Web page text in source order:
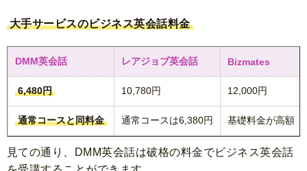
大手サービスのビジネス英会話料金
DMM英会話 レアジョブ英会話 Bizmates
6,480円 10,780円 12,000円
通常コースと同料金 通常コースは6,380円 基礎料金が高額
見ての通り、DMM英会話は破格の料金でビジネス英会話